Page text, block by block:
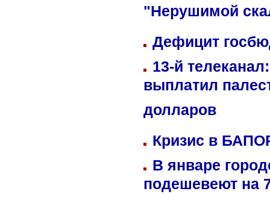
"Нерушимой
Дефицит
13-й
выплатил
долларов
Кризис в
В январе
подешевеют на